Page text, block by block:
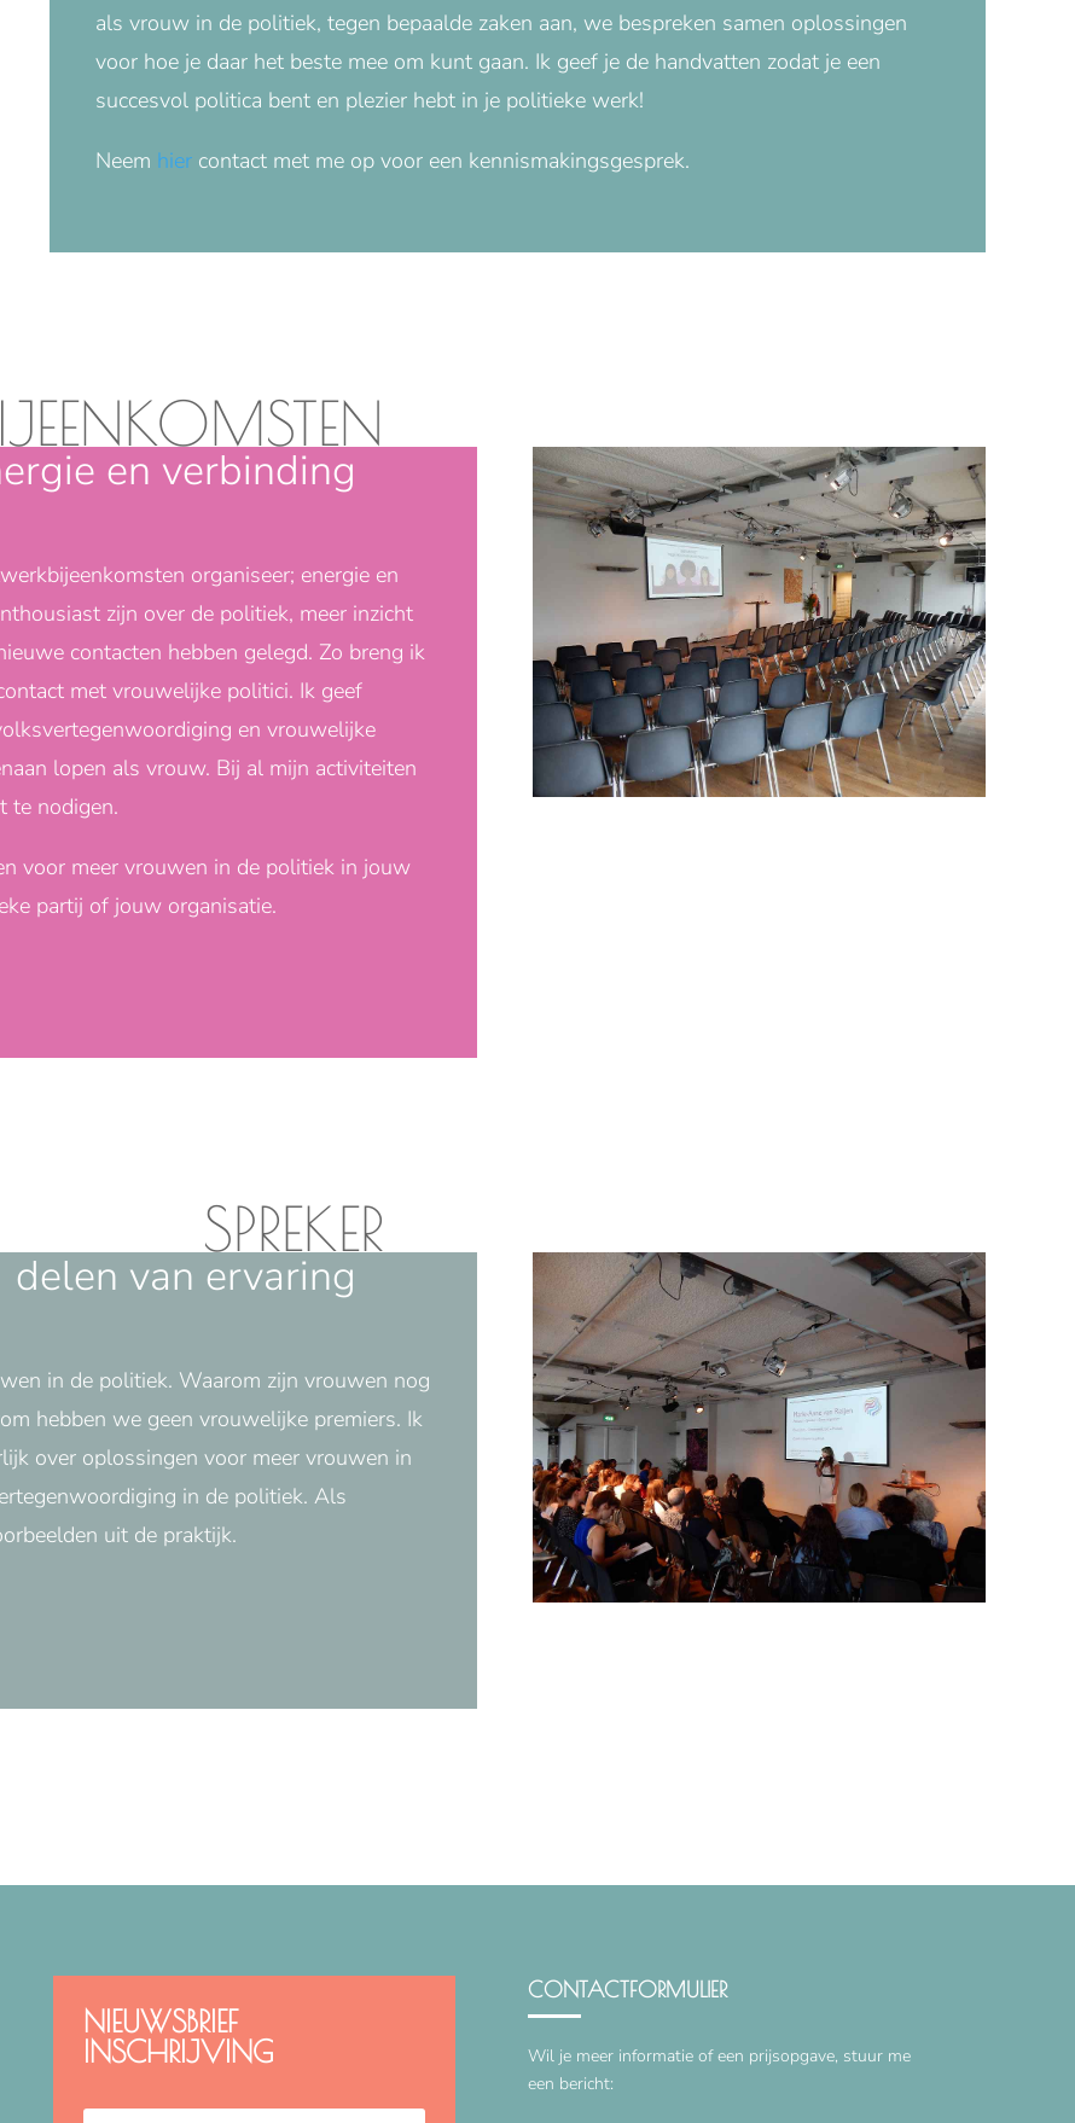
als vrouw in de politiek, tegen bepaalde zaken aan, we bespreken samen oplossingen
voor hoe je daar het beste mee om kunt gaan. Ik geef je de handvatten zodat je een
succesvol politica bent en plezier hebt in je politieke werk!
Neem hier contact met me op voor een kennismakingsgesprek.
en verbinding
organiseer; energie en
zijn over de politiek, meer inzicht
contacten hebben gelegd. Zo breng ik
met vrouwelijke politici. Ik geef
en vrouwelijke
lopen als vrouw. Bij al mijn activiteiten
te nodigen.
voor meer vrouwen in de politiek in jouw
partij of jouw organisatie.
SPREKER
delen van ervaring
in de politiek. Waarom zijn vrouwen nog
hebben we geen vrouwelijke premiers. Ik
over oplossingen voor meer vrouwen in
in de politiek. Als
uit de praktijk.
NIEUWSBRIEF
INSCHRIJVING
CONTACTFORMULIER
Wil je meer informatie of een prijsopgave, stuur me
een bericht: